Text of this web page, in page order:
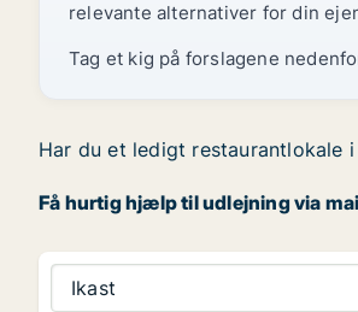
relevante alternativer for din
Tag et kig på forslagene
Har du et ledigt restaurantlokale
Få hurtig hjælp til udlejning via
Ikast